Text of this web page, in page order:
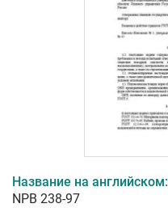
Название на английском:
NPB 238-97